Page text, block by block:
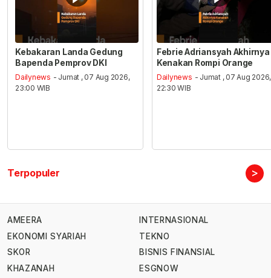
Kebakaran Landa Gedung
Bapenda Pemprov DKI
Dailynews - Jumat , 07 Aug 2026,
23:00 WIB
Febrie Adriansyah Akhirnya
Kenakan Rompi Orange
Dailynews - Jumat , 07 Aug 2026,
22:30 WIB
Terpopuler >
AMEERA
EKONOMI SYARIAH
SKOR
KHAZANAH
INTERNASIONAL
TEKNO
BISNIS FINANSIAL
ESGNOW